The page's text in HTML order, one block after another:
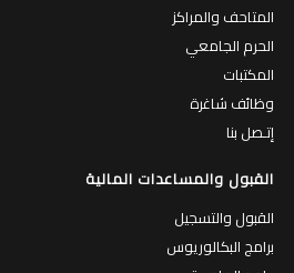
المتاحف والمراكز
الحرم الجامعي
المكتبات
وظائف شاغرة
إتـصل بنا
القبول والمساعدات المالية
القبول والتسجيل
برامج البكالوريوس